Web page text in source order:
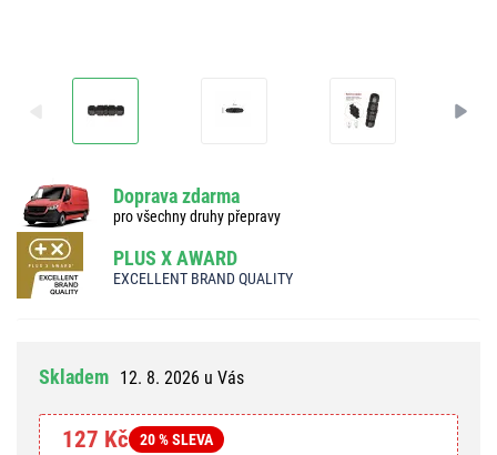
Doprava zdarma
pro všechny druhy přepravy
PLUS X AWARD
EXCELLENT BRAND QUALITY
Skladem 12. 8. 2026 u Vás
127 Kč 20 % SLEVA